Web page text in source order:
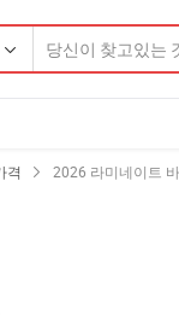
격 2026 라미네이트